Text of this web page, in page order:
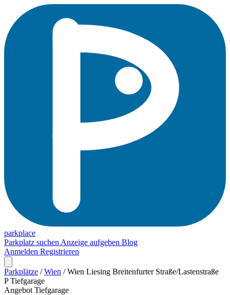
parkplace
Parkplatz suchen Anzeige aufgeben Blog
Anmelden Registrieren
Parkplätze / Wien / Wien Liesing Breitenfurter Straße/Lastenstraße
P Tiefgarage
Angebot Tiefgarage